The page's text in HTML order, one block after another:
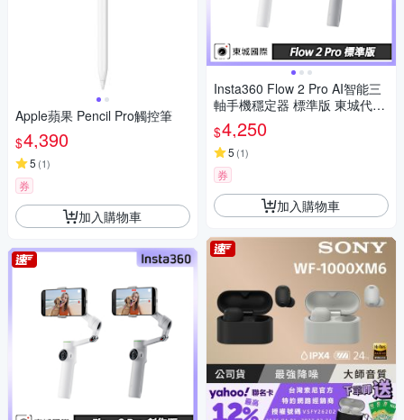
Apple蘋果 Pencil Pro觸控筆
$4,390
5 (1)
券
加入購物車
Insta360 Flow 2 Pro AI智能三
軸手機穩定器 標準版 東城代理
公司貨
$4,250
5 (1)
券
加入購物車